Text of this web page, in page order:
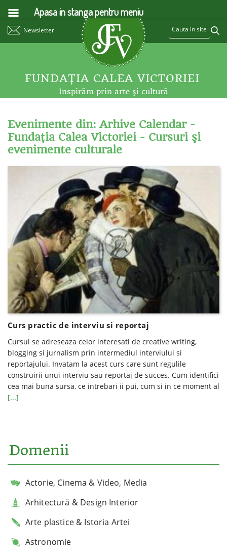
Newsletter
FUNDAŢIA CALEA VICTORIEI
Inspirăm prin arte şi cultură
Evenimente din: Arhive Calendar -
Fundaţia Calea Victoriei - Cursuri şi
evenimente culturale
Curs practic de interviu si reportaj
Cursul se adreseaza celor interesati de creative writing,
blogging si jurnalism prin intermediul interviului si
reportajului. Invatam la acest curs care sunt regulile
construirii unui interviu sau reportaj de succes. Cum identifici
cea mai buna sursa, ce intrebari ii pui, cum si in ce moment al
[...]
Domenii
Actorie, Cinema & Video, Media
Arhitectură & Design Interior
Arte plastice & Istoria Artei
Astronomie
Apasa in stanga pentru meniu